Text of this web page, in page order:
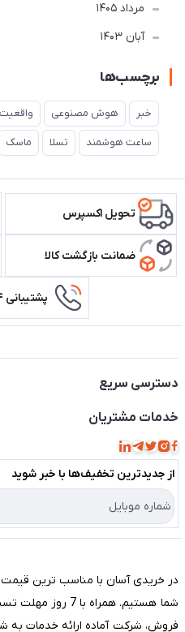
مرداد 1405
آبان 1403
برچسب‌ها
خبر هوش مصنوعی
ساعت هوشمند تسلا ماسک
تحویل اکسپرس
ضمانت بازگشت کالا
پشتیبانی ۲۴ ساعته
دسترسی سریع
حساب کاربری
مجله فروشگاه
لیست محصولات
درباره ما
تماس با ما
خدمات مشتریان
قوانین و مقررات
حریم خصوصی
راهنما
از جدید‌ترین تخفیف‌ها با‌ خبر شوید
در خریدی آسان با مناسب ترین قیمت
شما هستیم. همراه
فروش، شرکت آماده ارائه خدمات